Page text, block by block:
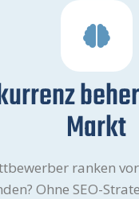
Markt
ranken
Ohne SEO-